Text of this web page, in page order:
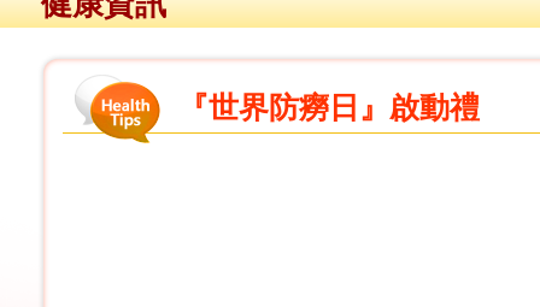
『世界防癆日』啟動禮